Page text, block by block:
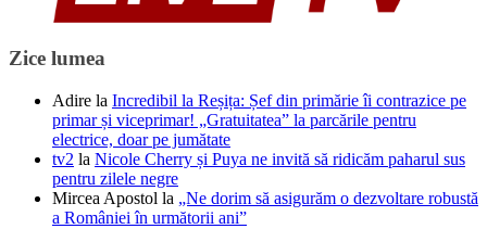
Zice lumea
Adire la Incredibil la Reșița: Șef din primărie îi contrazice pe
primar și viceprimar! „Gratuitatea” la parcările pentru
electrice, doar pe jumătate
tv2 la Nicole Cherry și Puya ne invită să ridicăm paharul sus
pentru zilele negre
Mircea Apostol la „Ne dorim să asigurăm o dezvoltare robustă
a României în următorii ani”